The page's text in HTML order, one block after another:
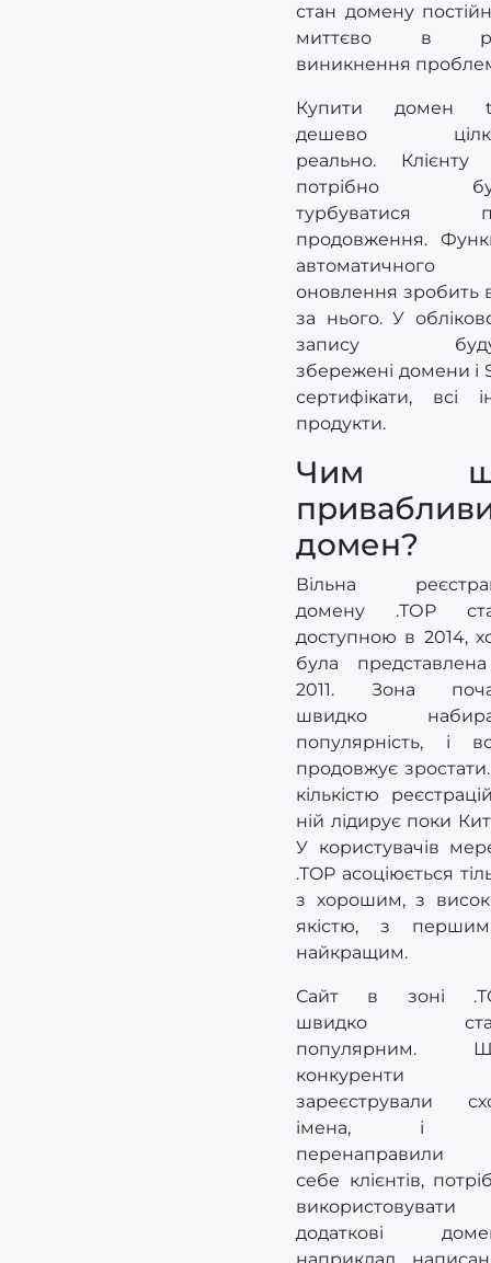
стан домену
миттєво в
виникнення
Купити домен
дешево
реально. Клієнту
потрібно
турбуватися
продовження.
автоматичного
оновлення зробить
за нього. У
запису
збережені домени і
сертифікати, всі
продукти.
Чим
домен?
Вільна
домену .ТОР
доступною в 2014,
була
2011. Зона
швидко
популярність, і
продовжує
кількістю
ній лідирує поки
У користувачів
.TOP асоціюється
з хорошим, з
якістю, з
найкращим.
Сайт в зоні
швидко
популярним.
конкуренти
зареєстрували
імена, і
перенаправили
себе клієнтів,
використовувати
додаткові